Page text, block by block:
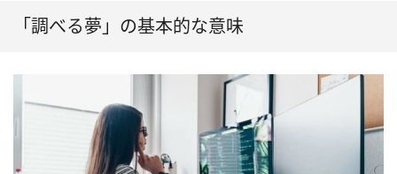
「調べる夢」の基本的な意味